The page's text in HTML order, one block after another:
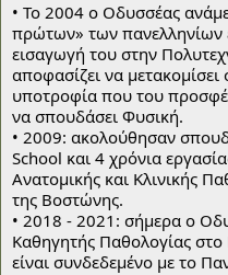
• Το 2004 ο Οδυσσέας
πρώτων» των πανελληνίων
εισαγωγή του στην
αποφασίζει να
υποτροφία που του
να σπουδάσει Φυσική.
• 2009: ακολούθησαν
School και 4 χρόνια
Ανατομικής και Κλινικής
της Βοστώνης.
• 2018 - 2021: σήμερα ο
Καθηγητής Παθολογίας
είναι συνδεδεμένο με το